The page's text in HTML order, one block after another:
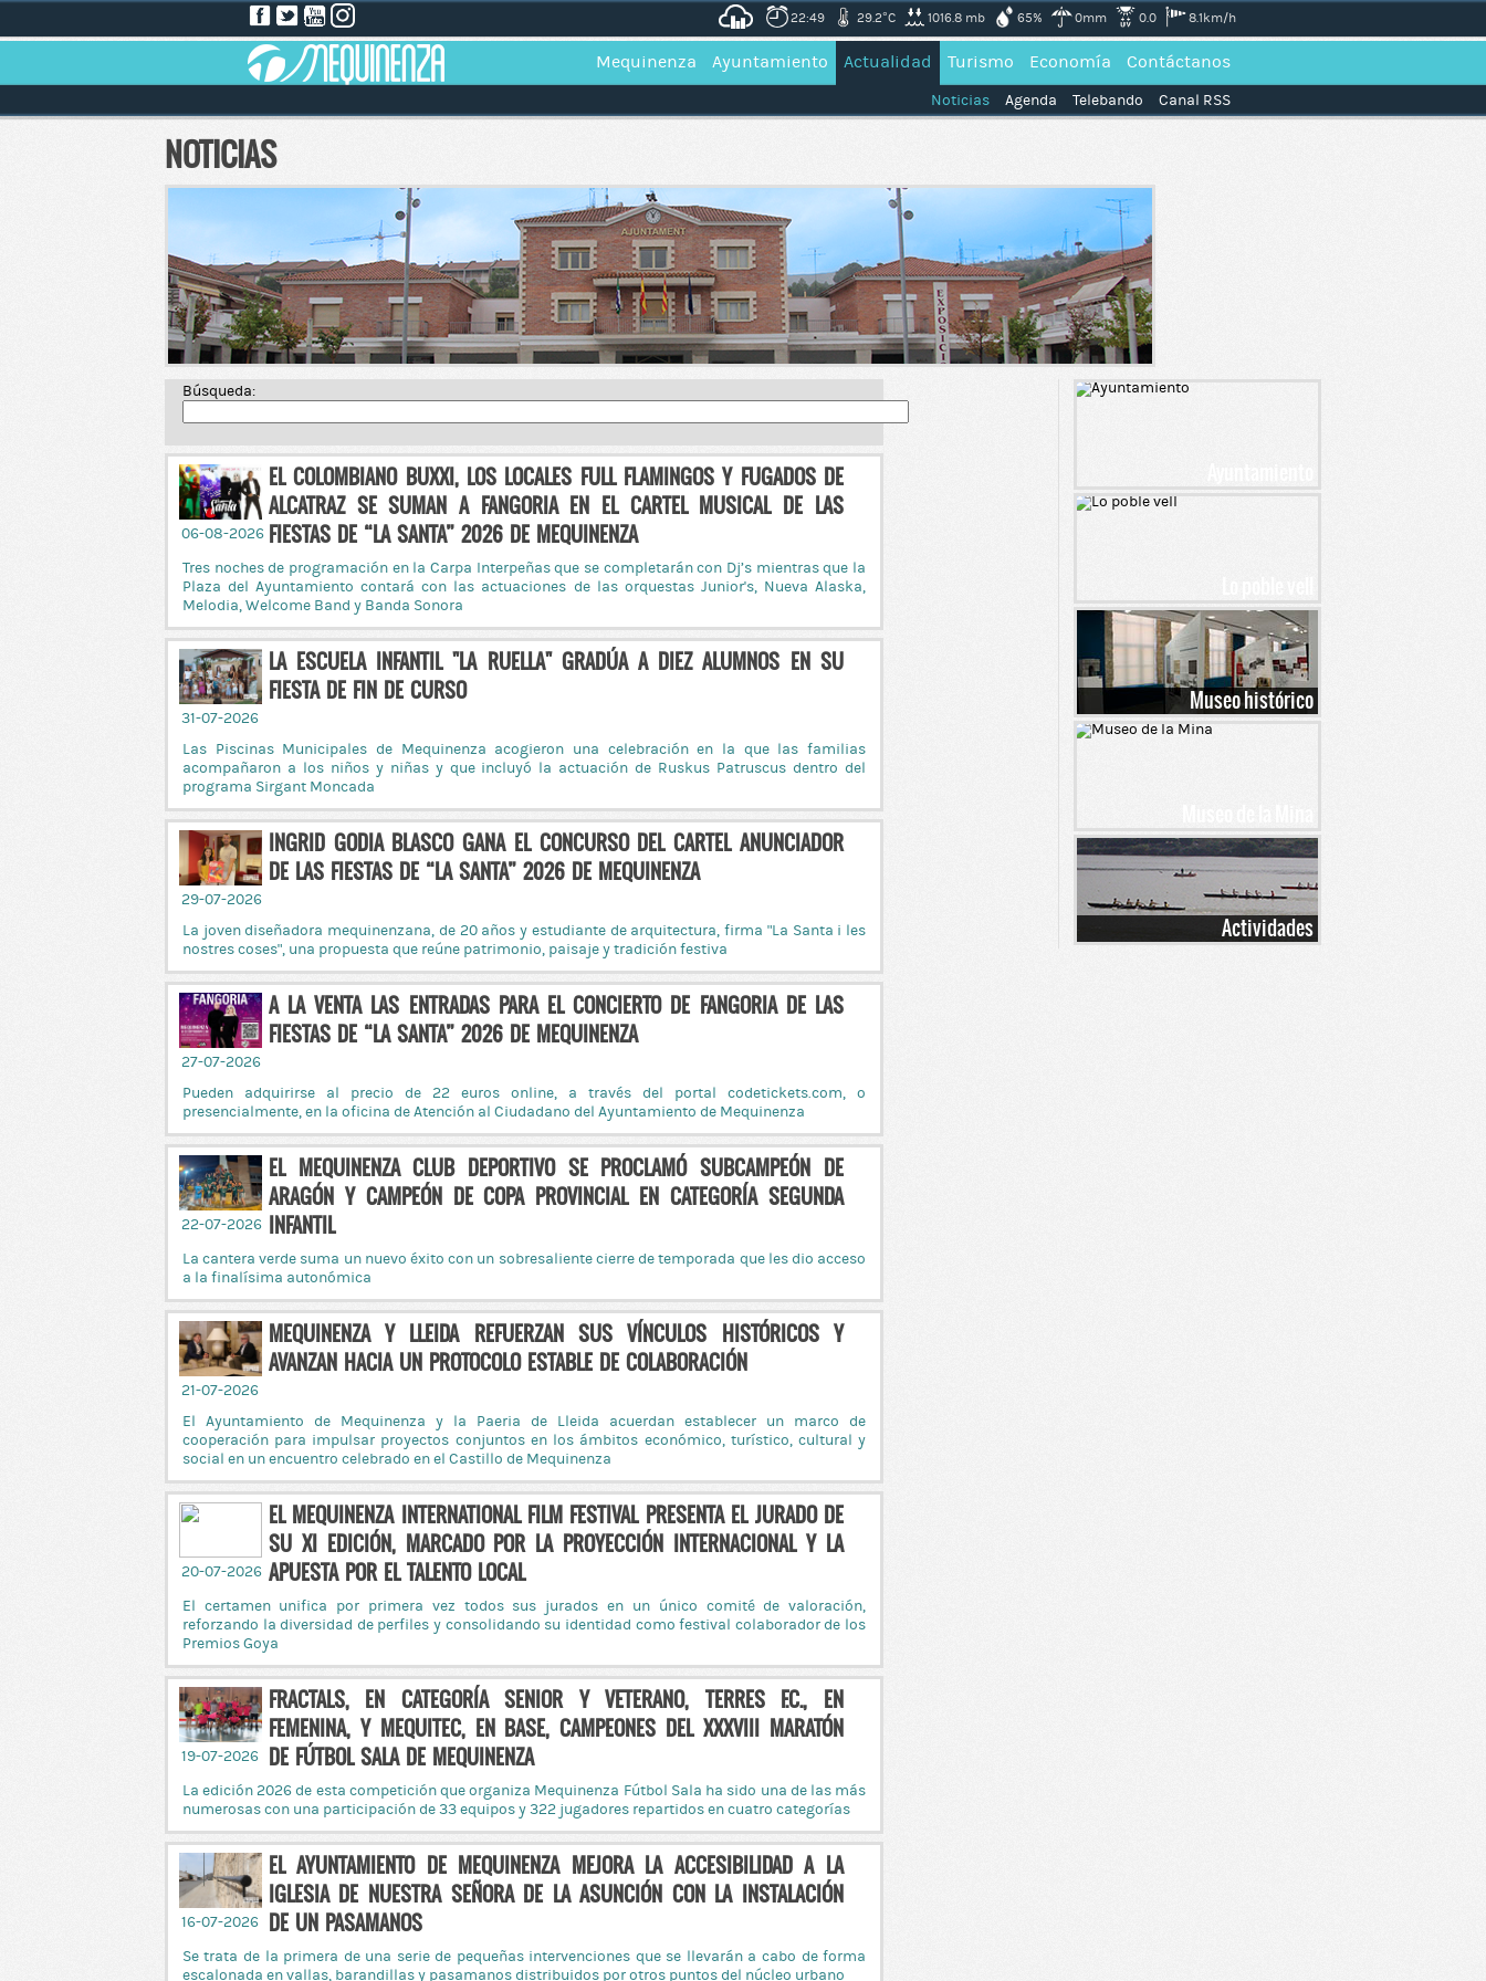
22:49 29.2°C 1016.8 mb 65% 0mm 0.0 8.1km/h
Mequinenza Ayuntamiento Actualidad Turismo Economía Contáctanos
Noticias Agenda Telebando Canal RSS
NOTICIAS
Búsqueda:
EL COLOMBIANO BUXXI, LOS LOCALES FULL FLAMINGOS Y FUGADOS DE
ALCATRAZ SE SUMAN A FANGORIA EN EL CARTEL MUSICAL DE LAS
FIESTAS DE “LA SANTA” 2026 DE MEQUINENZA
06-08-2026
Tres noches de programación en la Carpa Interpeñas que se completarán con Dj’s mientras que la
Plaza del Ayuntamiento contará con las actuaciones de las orquestas Junior's, Nueva Alaska,
Melodia, Welcome Band y Banda Sonora
LA ESCUELA INFANTIL "LA RUELLA" GRADÚA A DIEZ ALUMNOS EN SU
FIESTA DE FIN DE CURSO
31-07-2026
Las Piscinas Municipales de Mequinenza acogieron una celebración en la que las familias
acompañaron a los niños y niñas y que incluyó la actuación de Ruskus Patruscus dentro del
programa Sirgant Moncada
INGRID GODIA BLASCO GANA EL CONCURSO DEL CARTEL ANUNCIADOR
DE LAS FIESTAS DE “LA SANTA” 2026 DE MEQUINENZA
29-07-2026
La joven diseñadora mequinenzana, de 20 años y estudiante de arquitectura, firma “La Santa i les
nostres coses”, una propuesta que reúne patrimonio, paisaje y tradición festiva
A LA VENTA LAS ENTRADAS PARA EL CONCIERTO DE FANGORIA DE LAS
FIESTAS DE “LA SANTA” 2026 DE MEQUINENZA
27-07-2026
Pueden adquirirse al precio de 22 euros online, a través del portal codetickets.com, o
presencialmente, en la oficina de Atención al Ciudadano del Ayuntamiento de Mequinenza
EL MEQUINENZA CLUB DEPORTIVO SE PROCLAMÓ SUBCAMPEÓN DE
ARAGÓN Y CAMPEÓN DE COPA PROVINCIAL EN CATEGORÍA SEGUNDA
INFANTIL
22-07-2026
La cantera verde suma un nuevo éxito con un sobresaliente cierre de temporada que les dio acceso
a la finalísima autonómica
MEQUINENZA Y LLEIDA REFUERZAN SUS VÍNCULOS HISTÓRICOS Y
AVANZAN HACIA UN PROTOCOLO ESTABLE DE COLABORACIÓN
21-07-2026
El Ayuntamiento de Mequinenza y la Paeria de Lleida acuerdan establecer un marco de
cooperación para impulsar proyectos conjuntos en los ámbitos económico, turístico, cultural y
social en un encuentro celebrado en el Castillo de Mequinenza
EL MEQUINENZA INTERNATIONAL FILM FESTIVAL PRESENTA EL JURADO DE
SU XI EDICIÓN, MARCADO POR LA PROYECCIÓN INTERNACIONAL Y LA
APUESTA POR EL TALENTO LOCAL
20-07-2026
El certamen unifica por primera vez todos sus jurados en un único comité de valoración,
reforzando la diversidad de perfiles y consolidando su identidad como festival colaborador de los
Premios Goya
FRACTALS, EN CATEGORÍA SENIOR Y VETERANO, TERRES F.C., EN
FEMENINA, Y MEQUITEC, EN BASE, CAMPEONES DEL XXXVIII MARATÓN
DE FÚTBOL SALA DE MEQUINENZA
19-07-2026
La edición 2026 de esta competición que organiza Mequinenza Fútbol Sala ha sido una de las más
numerosas con una participación de 33 equipos y 322 jugadores repartidos en cuatro categorías
EL AYUNTAMIENTO DE MEQUINENZA MEJORA LA ACCESIBILIDAD A LA
IGLESIA DE NUESTRA SEÑORA DE LA ASUNCIÓN CON LA INSTALACIÓN
DE UN PASAMANOS
16-07-2026
Se trata de la primera de una serie de pequeñas intervenciones que se llevarán a cabo de forma
escalonada en vallas, barandillas y pasamanos distribuidos por otros puntos del núcleo urbano
Museo histórico
Actividades